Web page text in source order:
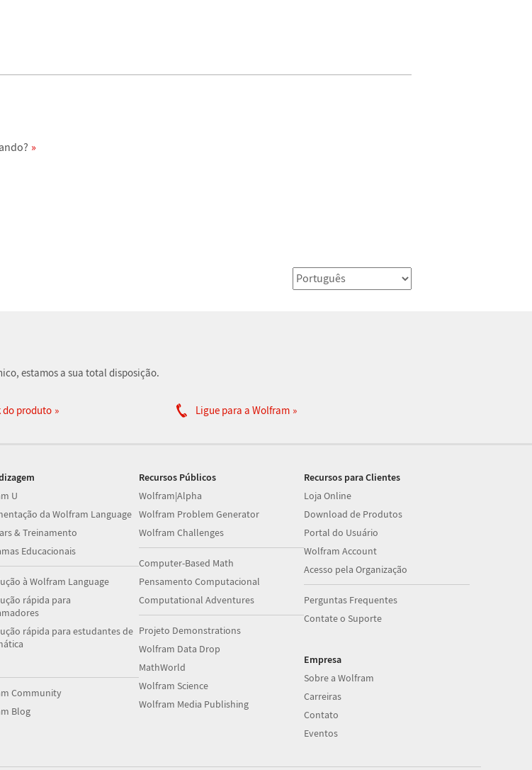
estamos a sua total disposição.
do produto Ligue para a Wolfram
U
da Wolfram Language
& Treinamento
Educacionais
à Wolfram Language
rápida para
rápida para estudantes de
Community
Blog
Recursos Públicos
Wolfram|Alpha
Wolfram Problem Generator
Wolfram Challenges
Computer-Based Math
Pensamento Computacional
Computational Adventures
Projeto Demonstrations
Wolfram Data Drop
MathWorld
Wolfram Science
Wolfram Media Publishing
Recursos para Clientes
Loja Online
Download de Produtos
Portal do Usuário
Wolfram Account
Acesso pela Organização
Perguntas Frequentes
Contate o Suporte
Empresa
Sobre a Wolfram
Carreiras
Contato
Eventos